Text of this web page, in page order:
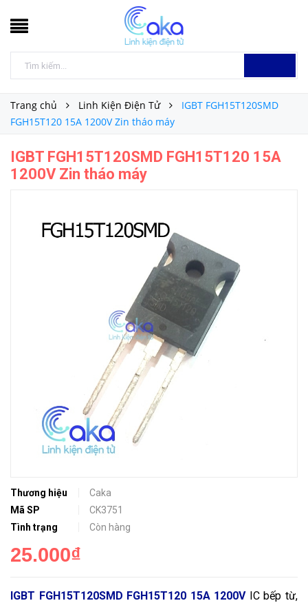
Trang chủ Linh Kiện Điện Tử
IGBT FGH15T120SMD
FGH15T120 15A 1200V Zin tháo máy
IGBT FGH15T120SMD FGH15T120 15A
1200V Zin tháo máy
Thương hiệu
Caka
Mã SP
CK3751
Tình trạng
Còn hàng
25.000₫
IGBT FGH15T120SMD FGH15T120 15A 1200VIC bếp từ,